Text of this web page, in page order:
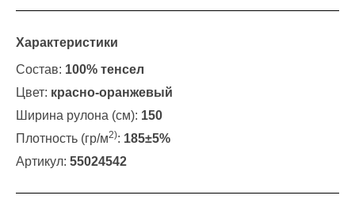
Характеристики
Состав: 100% тенсел
Цвет: красно-оранжевый
Ширина рулона (см): 150
Плотность (гр/м2): 185±5%
Артикул: 55024542